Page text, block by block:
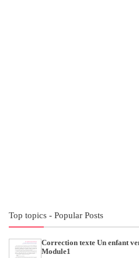
Top topics - Popular Posts
Correction texte Un enfant
Module1